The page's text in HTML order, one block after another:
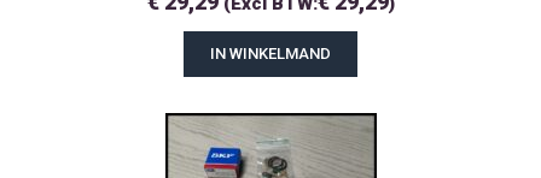
IN WINKELMAND